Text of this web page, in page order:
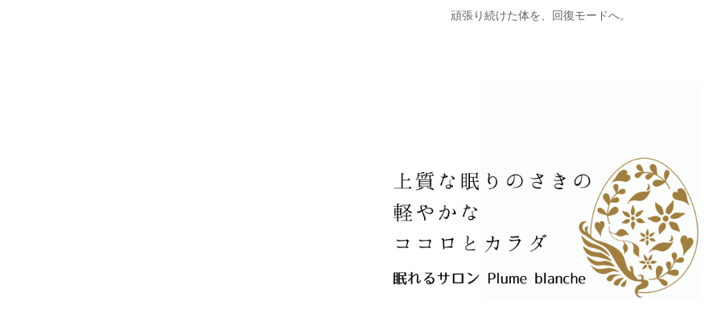
頑張り続けた体を、回復モードへ。